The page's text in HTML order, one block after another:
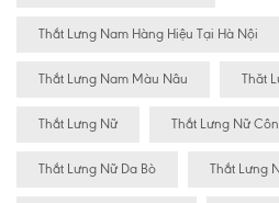
Thắt Lưng Nam Hàng Hiệu Tại Hà Nội
Thắt Lưng Nam Màu Nâu Thăt
Thắt Lưng Nữ Thắt Lưng Nữ
Thắt Lưng Nữ Da Bò Thắt Lưng